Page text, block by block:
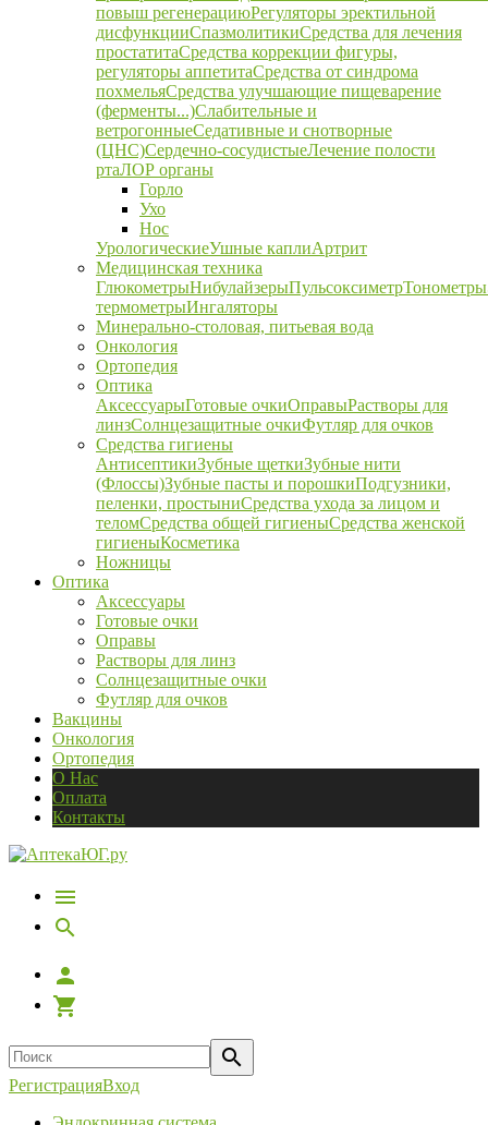
повыш регенерациюРегуляторы эректильной
дисфункцииСпазмолитикиСредства для лечения
простатитаСредства коррекции фигуры,
регуляторы аппетитаСредства от синдрома
похмельяСредства улучшающие пищеварение
(ферменты...)Слабительные и
ветрогонныеСедативные и снотворные
(ЦНС)Сердечно-сосудистыеЛечение полости
ртаЛОР органы
Горло
Ухо
Нос
УрологическиеУшные каплиАртрит
Медицинская техника
ГлюкометрыНибулайзерыПульсоксиметрТонометры
термометрыИнгаляторы
Минерально-столовая, питьевая вода
Онкология
Ортопедия
Оптика
АксессуарыГотовые очкиОправыРастворы для
линзСолнцезащитные очкиФутляр для очков
Средства гигиены
АнтисептикиЗубные щеткиЗубные нити
(Флоссы)Зубные пасты и порошкиПодгузники,
пеленки, простыниСредства ухода за лицом и
теломСредства общей гигиеныСредства женской
гигиеныКосметика
Ножницы
Оптика
Аксессуары
Готовые очки
Оправы
Растворы для линз
Солнцезащитные очки
Футляр для очков
Вакцины
Онкология
Ортопедия
О Нас
Оплата
Контакты
РегистрацияВход